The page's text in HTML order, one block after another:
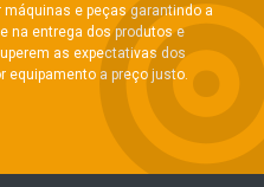
e peças garantindo a
na entrega dos produtos e
as expectativas dos
equipamento a preço justo.